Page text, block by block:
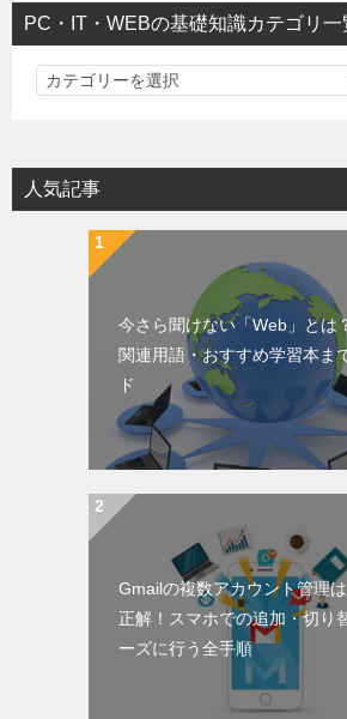
PC・IT・WEBの基礎知識カテゴリ一
PC・IT・WEBの基礎知識カテゴリ一覧
人気記事
今さら聞けない「Web」とは
関連用語・おすすめ学習本ま
ド
Gmailの複数アカウント管理
正解！スマホでの追加・切り
ーズに行う全手順